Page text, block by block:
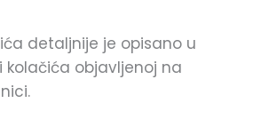
detaljnije je opisano u
kolačića objavljenoj na